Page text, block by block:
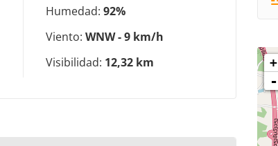
Humedad: 92%
Viento: WNW - 9 km/h
Visibilidad: 12,32 km +
-